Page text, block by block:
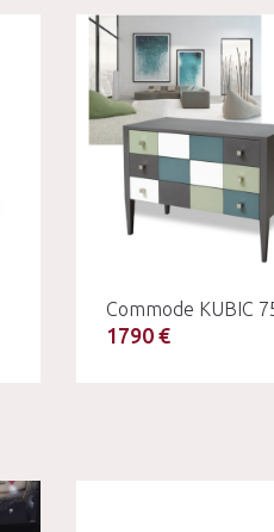
Commode KUBIC
1790 €